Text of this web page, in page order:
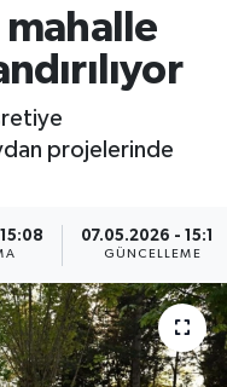
projelerinde
07.05.2026 - 15:15
GÜNCELLEME